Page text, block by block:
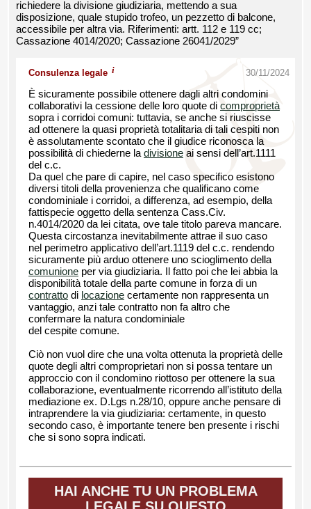
richiedere la divisione giudiziaria, mettendo a sua
disposizione, quale stupido trofeo, un pezzetto di balcone,
accessibile per altra via. Riferimenti: artt. 112 e 119 cc;
Cassazione 4014/2020; Cassazione 26041/2029”
Consulenza legale i 30/11/2024
È sicuramente possibile ottenere dagli altri condomini
collaborativi la cessione delle loro quote di comproprietà
sopra i corridoi comuni: tuttavia, se anche si riuscisse
ad ottenere la quasi proprietà totalitaria di tali cespiti non
è assolutamente scontato che il giudice riconosca la
possibilità di chiederne ladivisione ai sensi dell’art.1111
del c.c.
Da quel che pare di capire, nel caso specifico esistono
diversi titoli della provenienza che qualificano come
condominiale i corridoi, a differenza, ad esempio, della
fattispecie oggetto della sentenza Cass.Civ.
n.4014/2020 da lei citata, ove tale titolo pareva mancare.
Questa circostanza inevitabilmente attrae il suo caso
nel perimetro applicativo dell’art.1119 del c.c. rendendo
sicuramente più arduo ottenere uno scioglimento della
comunione per via giudiziaria. Il fatto poi che lei abbia la
disponibilità totale della parte comune in forza di un
contratto di locazione certamente non rappresenta un
vantaggio, anzi tale contratto non fa altro che
confermare la natura condominiale
del cespite comune.
Ciò non vuol dire che una volta ottenuta la proprietà delle
quote degli altri comproprietari non si possa tentare un
approccio con il condomino riottoso per ottenere la sua
collaborazione, eventualmente ricorrendo all’istituto della
mediazione ex. D.Lgs n.28/10, oppure anche pensare di
intraprendere la via giudiziaria: certamente, in questo
secondo caso, è importante tenere ben presente i rischi
che si sono sopra indicati.
HAI ANCHE TU UN PROBLEMA